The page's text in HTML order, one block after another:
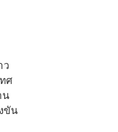
ว
ศ
น
ขัน